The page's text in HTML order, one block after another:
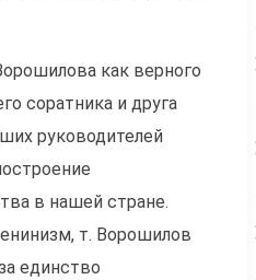
как верного
соратника и друга
руководителей
в нашей стране.
т. Ворошилов
единство